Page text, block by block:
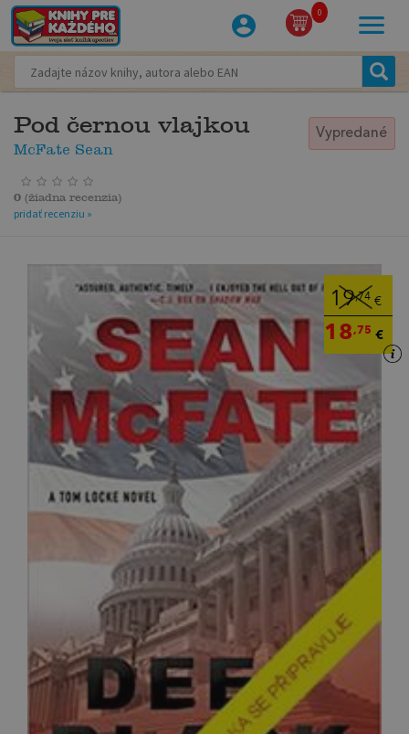
0
Pod černou vlajkou
McFate Sean
Vypredané
0 (žiadna recenzia)
pridať recenziu »
19,74 €
18,75 €